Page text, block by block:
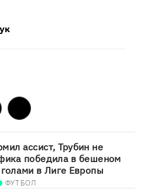
ассист, Трубин не
победила в бешеном
в Лиге Европы
ФУТБОЛ